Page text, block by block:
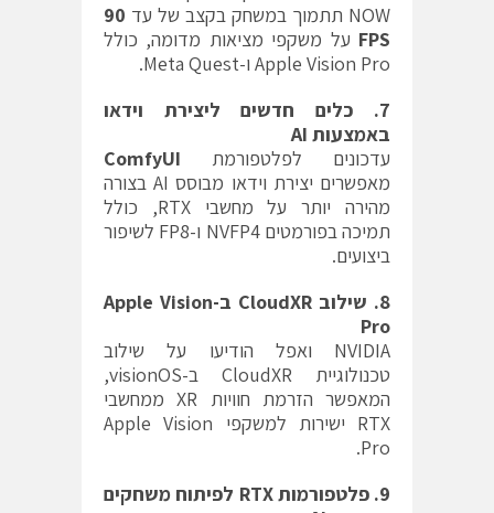
NOW תתמוך במשחק בקצב של עד
90
FPS על משקפי מציאות מדומה, כולל
Apple Vision Pro ו-Meta Quest.
7. כלים חדשים ליצירת וידאו
באמצעות AI
עדכונים לפלטפורמת ComfyUI
מאפשרים יצירת וידאו מבוסס AI בצורה
מהירה יותר על מחשבי RTX, כולל
תמיכה בפורמטים NVFP4 ו-FP8 לשיפור
ביצועים.
8. שילוב CloudXR ב-Apple Vision
Pro
NVIDIA ואפל הודיעו על שילוב
טכנולוגיית CloudXR ב-visionOS,
המאפשר הזרמת חוויות XR ממחשבי
RTX ישירות למשקפי Apple Vision
Pro.
9. פלטפורמות RTX לפיתוח משחקים